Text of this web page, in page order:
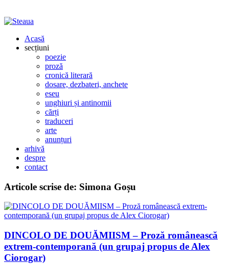
Acasă
secțiuni
poezie
proză
cronică literară
dosare, dezbateri, anchete
eseu
unghiuri și antinomii
cărți
traduceri
arte
anunțuri
arhivă
despre
contact
Articole scrise de: Simona Goșu
DINCOLO DE DOUĂMIISM – Proză românească
extrem-contemporană (un grupaj propus de Alex
Ciorogar)